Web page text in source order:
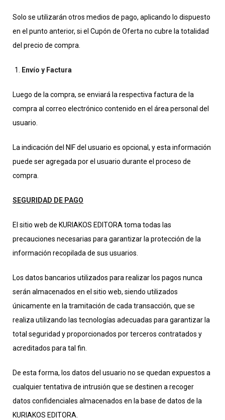
Solo se utilizarán otros medios de pago, aplicando lo dispuesto
en el punto anterior, si el Cupón de Oferta no cubre la totalidad
del precio de compra.
Envío y Factura
Luego de la compra, se enviará la respectiva factura de la
compra al correo electrónico contenido en el área personal del
usuario.
La indicación del NIF del usuario es opcional, y esta información
puede ser agregada por el usuario durante el proceso de
compra.
SEGURIDAD DE PAGO
El sitio web de KURIAKOS EDITORA toma todas las
precauciones necesarias para garantizar la protección de la
información recopilada de sus usuarios.
Los datos bancarios utilizados para realizar los pagos nunca
serán almacenados en el sitio web, siendo utilizados
únicamente en la tramitación de cada transacción, que se
realiza utilizando las tecnologías adecuadas para garantizar la
total seguridad y proporcionados por terceros contratados y
acreditados para tal fin.
De esta forma, los datos del usuario no se quedan expuestos a
cualquier tentativa de intrusión que se destinen a recoger
datos confidenciales almacenados en la base de datos de la
KURIAKOS EDITORA.